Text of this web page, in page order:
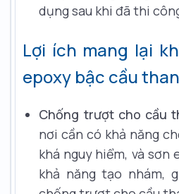
dụng sau khi đã thi
Lợi ích mang lại
epoxy bậc cầu
Chống trượt cho cầu
nơi cần có khả năng
khá nguy hiểm, và sơn
khả năng tạo nhám,